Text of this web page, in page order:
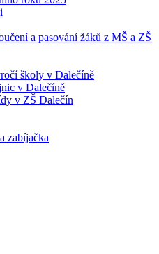
a pasování žáků z MŠ a ZŠ
školy v Dalečíně
v Dalečíně
v ZŠ Dalečín
zabíjačka